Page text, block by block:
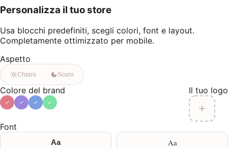
Personalizza il tuo store
Usa blocchi predefiniti, scegli colori, font e layout.
Completamente ottimizzato per mobile.
Aspetto
Chiaro Scuro
Colore del brand Il tuo logo
Font
Aa Aa